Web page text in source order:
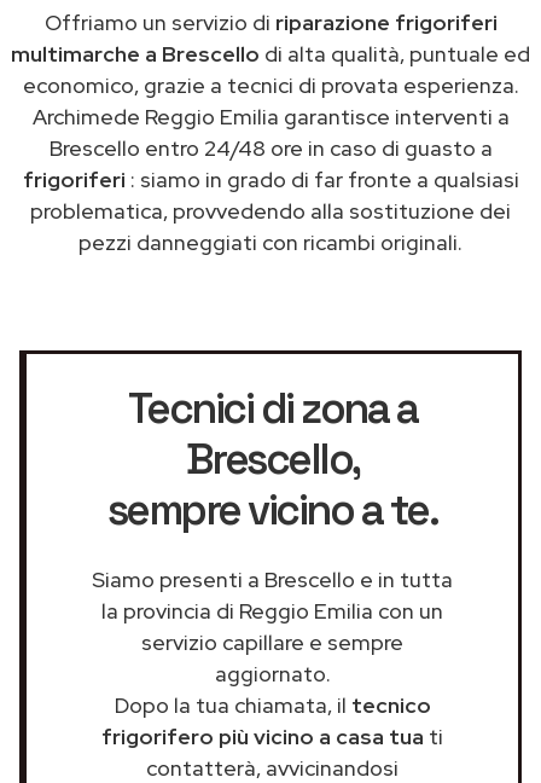
Offriamo un servizio di riparazione frigoriferi
multimarche a Brescello di alta qualità, puntuale ed
economico, grazie a tecnici di provata esperienza.
Archimede Reggio Emilia garantisce interventi a
Brescello entro 24/48 ore in caso di guasto a
frigoriferi : siamo in grado di far fronte a qualsiasi
problematica, provvedendo alla sostituzione dei
pezzi danneggiati con ricambi originali.
Tecnici di zona a
Brescello,
sempre vicino a te.
Siamo presenti a Brescello e in tutta
la provincia di Reggio Emilia con un
servizio capillare e sempre
aggiornato.
Dopo la tua chiamata, il tecnico
frigorifero più vicino a casa tua ti
contatterà, avvicinandosi